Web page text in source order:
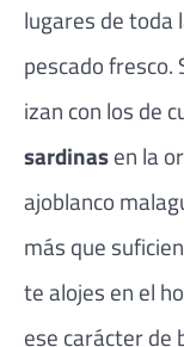
lugares de toda
pescado
izan con los de
sardinasen la
ajoblanco
más que
te alojes en el
ese carácter de